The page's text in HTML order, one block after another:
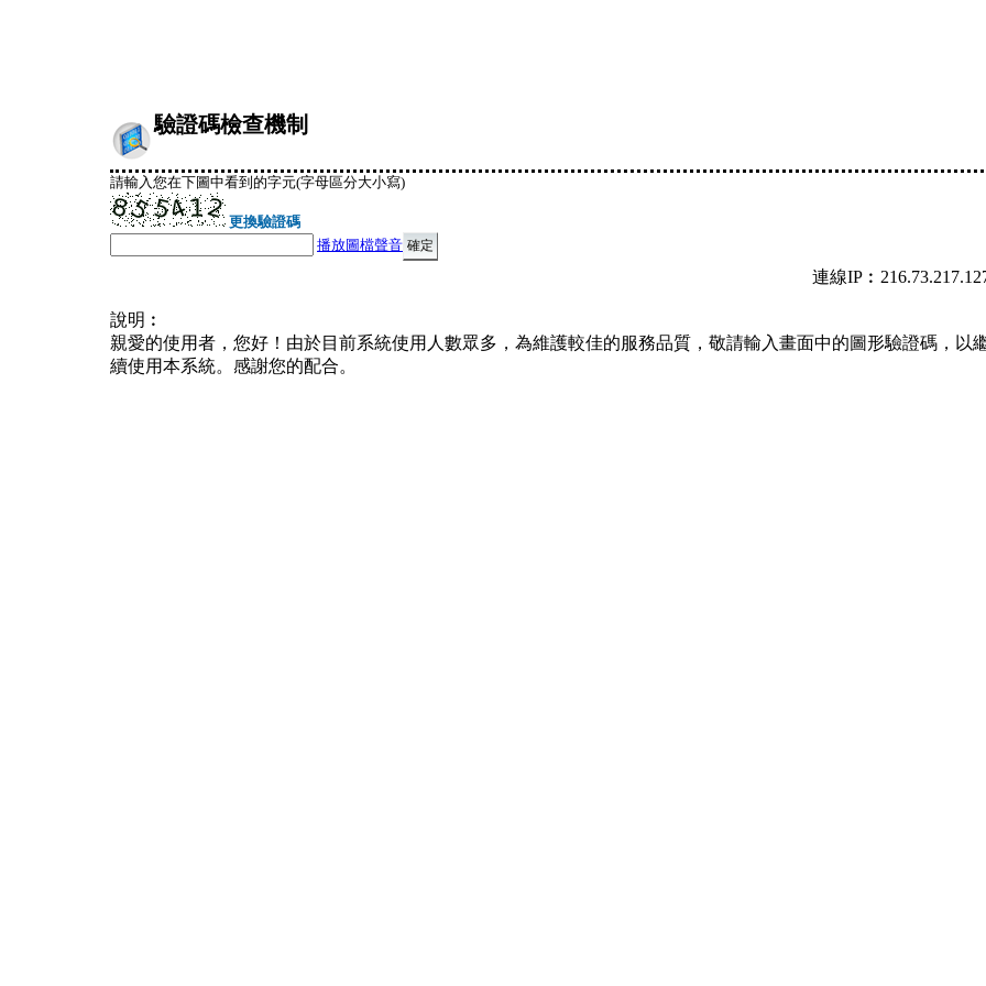
驗證碼檢查機制
請輸入您在下圖中看到的字元(字母區分大小寫)
更換驗證碼
播放圖檔聲音
連線
說明︰
親愛的使用者，您好！由於目前系統使用人數眾多，為維護較佳的服務品質，敬請輸入畫面中的圖形驗證碼，以
續使用本系統。感謝您的配合。